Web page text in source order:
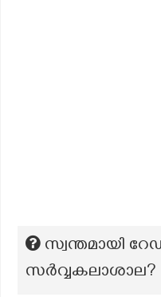
സ്വന്തമായി
സർവ്വകലാശാല?